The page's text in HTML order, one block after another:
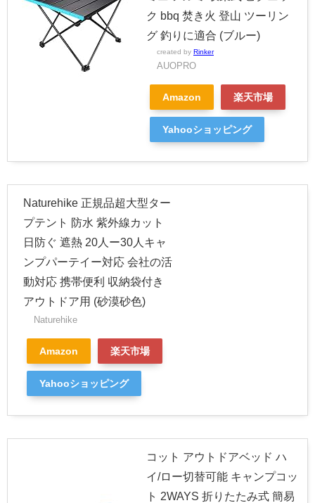
ク bbq 焚き火 登山 ツーリン
グ 釣りに適合 (ブルー)
created by Rinker
AUOPRO
Amazon 楽天市場
Yahooショッピング
Naturehike 正規品超大型ター
プテント 防水 紫外線カット
日防ぐ 遮熱 20人ー30人キャ
ンプパーテイー対応 会社の活
動対応 携帯便利 収納袋付き
アウトドア用 (砂漠砂色)
Naturehike
Amazon 楽天市場
Yahooショッピング
コット アウトドアベッド ハ
イ/ロー切替可能 キャンプコッ
ト 2WAYS 折りたたみ式 簡易